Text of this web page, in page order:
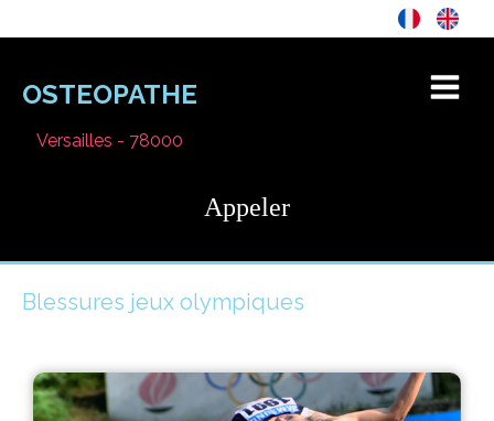
OSTEOPATHE
Versailles - 78000
Appeler
Blessures jeux olympiques